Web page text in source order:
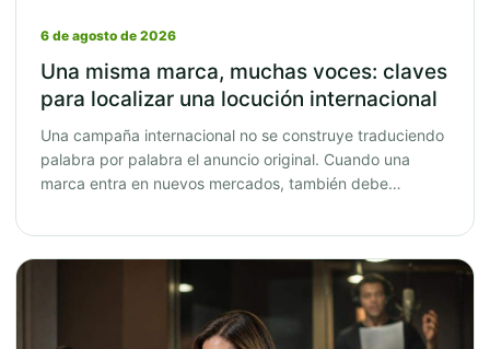
6 de agosto de 2026
Una misma marca, muchas voces: claves
para localizar una locución internacional
Una campaña internacional no se construye traduciendo
palabra por palabra el anuncio original. Cuando una
marca entra en nuevos mercados, también debe…